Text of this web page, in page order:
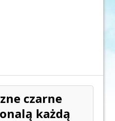
czarne
każdą